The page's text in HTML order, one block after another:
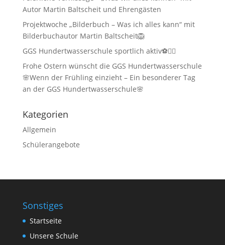
Autor Martin Baltscheit und Ehrengästen
Projektwoche „Bilderbuch – Was ich alles kann“ mit
Bilderbuchautor Martin Baltscheit🦁
GGS Hundertwasserschule sportlich aktiv⚽🏃‍♂️
Frohe Ostern wünscht die GGS Hundertwasserschule
🌸Wenn der Frühling einzieht – Ein besonderer Tag
an der GGS Hundertwasserschule🌸
Kategorien
Allgemein
Schülerangebote
Sonstiges
Startseite
Unsere Schule